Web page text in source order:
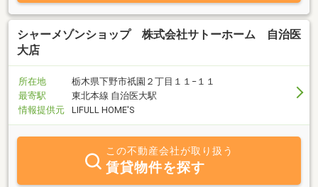
シャーメゾンショップ 株式会社サトーホーム 自治医
大店
所在地
栃木県下野市祇園２丁目１１−１１
最寄駅
東北本線 自治医大駅
情報提供元
LIFULL HOME'S
この不動産会社が取り扱う
賃貸物件を探す